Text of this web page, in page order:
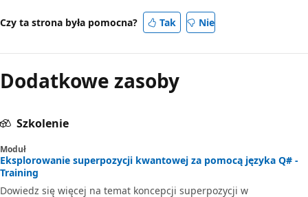
Czy ta strona była pomocna? Tak Nie
Dodatkowe zasoby
Szkolenie
Moduł
Eksplorowanie superpozycji kwantowej za pomocą języka Q# -
Training
Dowiedz się więcej na temat koncepcji superpozycji w